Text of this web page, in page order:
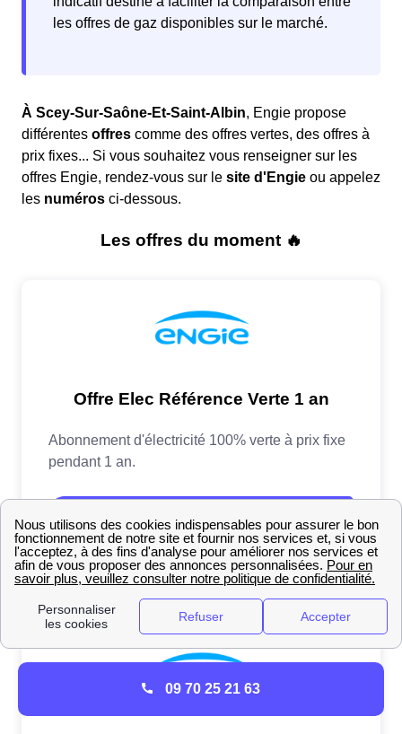
les offres de gaz disponibles sur le marché.
À Scey-Sur-Saône-Et-Saint-Albin, Engie propose
différentes offres comme des offres vertes, des offres à
prix fixes... Si vous souhaitez vous renseigner sur les
offres Engie, rendez-vous sur le site d'Engie ou appelez
les numéros ci-dessous.
09 70 25 21 63